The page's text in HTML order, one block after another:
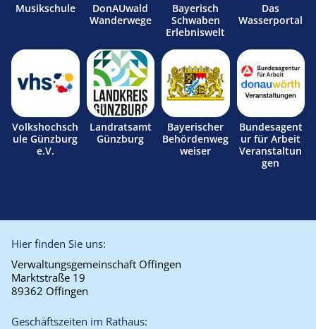
Musikschule
DonAUwald
Wanderwege
Bayerisch
Schwaben
Erlebniswelt
Das
Wasserportal
Volkshochsch
ule Günzburg
e.V.
Landratsamt
Günzburg
Bayerischer
Behördenweg
weiser
Bundesagent
ur für Arbeit
Veranstaltun
gen
Hier finden Sie uns:
Verwaltungsgemeinschaft Offingen
Marktstraße 19
89362 Offingen
Geschäftszeiten im Rathaus: